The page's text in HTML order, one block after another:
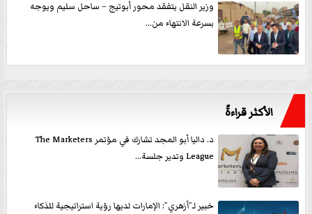
وزير النقل يتفقد محور أبوتيج – ساحل سليم ويوجه
بسرعة الانتهاء من...
الأكثر قراءةً
د. داليا أبو المجد تشارك في مؤتمر The Marketers
League وتدير جلسة...
خبير لـ”أزهري”: الإمارات لديها رؤية استراتيجية للذكاء